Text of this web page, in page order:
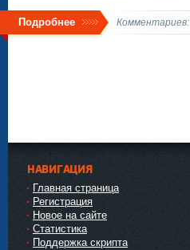
Подробнее Комментариев:
НАВИГАЦИЯ
Главная страница
Регистрация
Новое на сайте
Статистика
Поддержка скрипта